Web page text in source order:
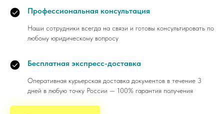
Профессиональная консультация
Наши сотрудники всегда на связи и готовы консультировать по
любому юридическому вопросу
Бесплатная экспресс-доставка
Оперативная курьерская доставка документов в течение 3
дней в любую точку России — 100% гарантия получения